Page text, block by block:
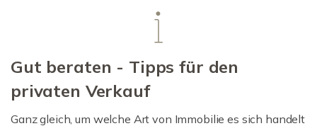
Gut beraten - Tipps für den
privaten Verkauf
Ganz gleich, um welche Art von Immobilie es sich handelt